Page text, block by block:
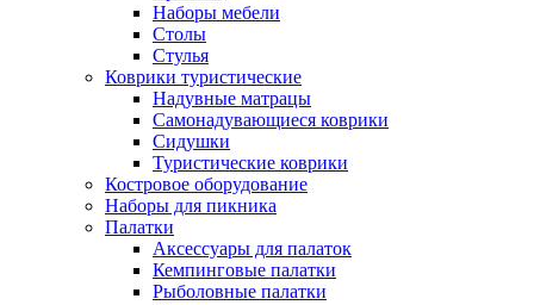
Наборы мебели
Столы
Стулья
Коврики туристические
Надувные матрацы
Самонадувающиеся коврики
Сидушки
Туристические коврики
Костровое оборудование
Наборы для пикника
Палатки
Аксессуары для палаток
Кемпинговые палатки
Рыболовные палатки